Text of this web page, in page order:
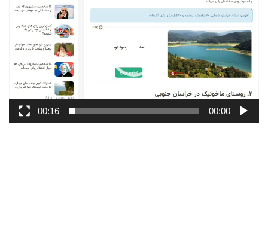
ویدیو
00:00
00:16